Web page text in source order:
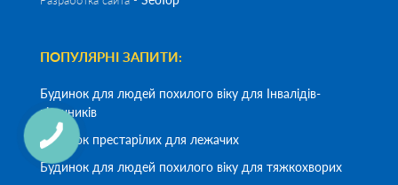
ПОПУЛЯРНІ ЗАПИТИ:
Будинок для людей похилого віку для Інвалідів-
візочників
Будинок престарілих для лежачих
Будинок для людей похилого віку для тяжкохворих